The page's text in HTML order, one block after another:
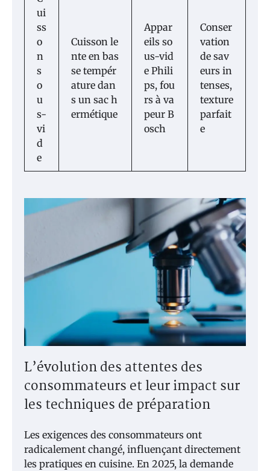
ui
ss
o
n
s
o
u
s-
vi
d
e
Cuisson le
nte en bas
se tempér
ature dan
s un sac h
ermétique
Appar
eils so
us-vid
e Phili
ps, fou
rs à va
peur B
osch
Conser
vation
de sav
eurs in
tenses,
texture
parfait
e
L’évolution des attentes des
consommateurs et leur impact sur
les techniques de préparation
Les exigences des consommateurs ont
radicalement changé, influençant directement
les pratiques en cuisine. En 2025, la demande